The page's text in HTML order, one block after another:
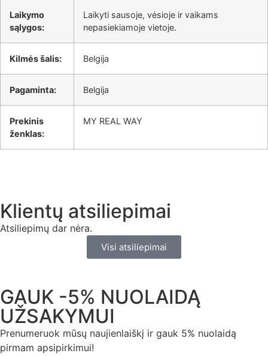
Laikymo
sąlygos:
Laikyti sausoje, vėsioje ir vaikams
nepasiekiamoje vietoje.
Kilmės šalis: Belgija
Pagaminta: Belgija
Prekinis
ženklas:
MY REAL WAY
Klientų atsiliepimai
Atsiliepimų dar nėra.
Visi atsiliepimai
GAUK -5% NUOLAIDĄ
UŽSAKYMUI
Prenumeruok mūsų naujienlaiškį ir gauk 5% nuolaidą
pirmam apsipirkimui!